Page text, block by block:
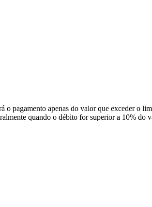
pagamento apenas do valor que exceder o
quando o débito for superior a 10% do